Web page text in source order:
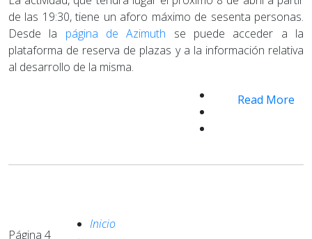
de las 19:30, tiene un aforo máximo de sesenta personas.
Desde la página de Azimuth se puede acceder a la
plataforma de reserva de plazas y a la información relativa
al desarrollo de la misma.
Read More
Página 4
Inicio